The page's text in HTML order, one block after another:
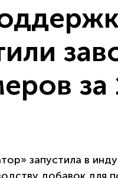
за
запустила в